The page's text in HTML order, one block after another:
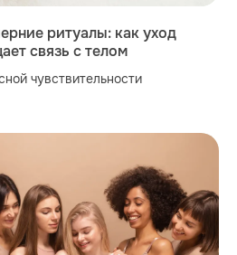
ритуалы: как уход
связь с телом
чувствительности